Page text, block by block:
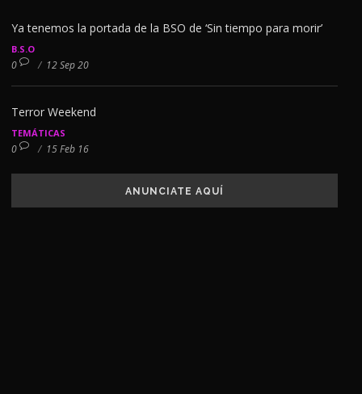
Ya tenemos la portada de la BSO de ‘Sin tiempo para morir’
B.S.O
0 / 12 Sep 20
Terror Weekend
TEMÁTICAS
0 / 15 Feb 16
ANUNCIATE AQUÍ